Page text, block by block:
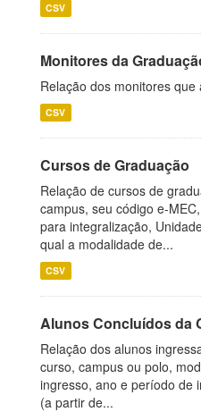
CSV
Monitores da
Relação dos monitores
CSV
Cursos de Graduação
Relação de cursos de
campus, seu código e-
para integralização,
qual a modalidade de...
CSV
Alunos Concluídos da
Relação dos alunos
curso, campus ou polo,
ingresso, ano e período de
(a partir de...